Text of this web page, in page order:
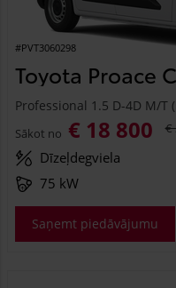
#PVT3060298
Toyota Proace
Professional 1.5 D-4D M/T
Sākot no € 18 800 €
Dīzeļdegviela
75 kW
Saņemt piedāvājumu